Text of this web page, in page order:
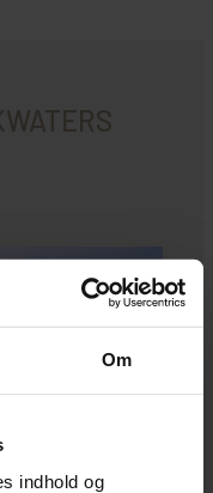
Om
indhold og